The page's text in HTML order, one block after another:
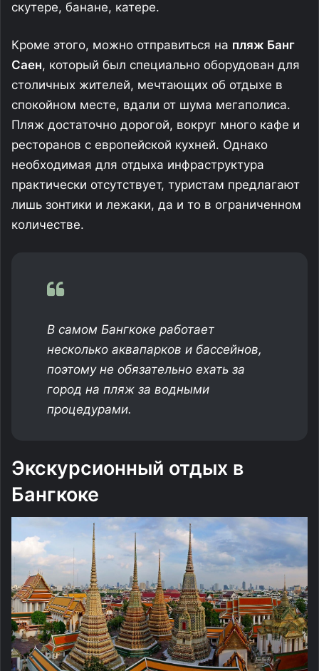
скутере, банане, катере.
Кроме этого, можно отправиться на пляж Банг
Саен, который был специально оборудован для
столичных жителей, мечтающих об отдыхе в
спокойном месте, вдали от шума мегаполиса.
Пляж достаточно дорогой, вокруг много кафе и
ресторанов с европейской кухней. Однако
необходимая для отдыха инфраструктура
практически отсутствует, туристам предлагают
лишь зонтики и лежаки, да и то в ограниченном
количестве.
В самом Бангкоке работает
несколько аквапарков и бассейнов,
поэтому не обязательно ехать за
город на пляж за водными
процедурами.
Экскурсионный отдых в
Бангкоке